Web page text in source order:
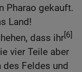
Pharao gekauft.
Land!
dass ihr[6]
vier Teile aber
des Feldes und